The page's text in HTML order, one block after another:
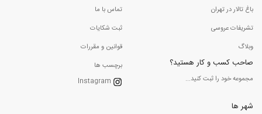
باغ تالار در تهران
تشریفات عروسی
وبلاگ
صاحب کسب و کار هستید؟
مجموعه خود را ثبت کنید...
تماس با ما
ثبت شکایات
قوانین و مقررات
برچسب ها
Instagram
شهر ها